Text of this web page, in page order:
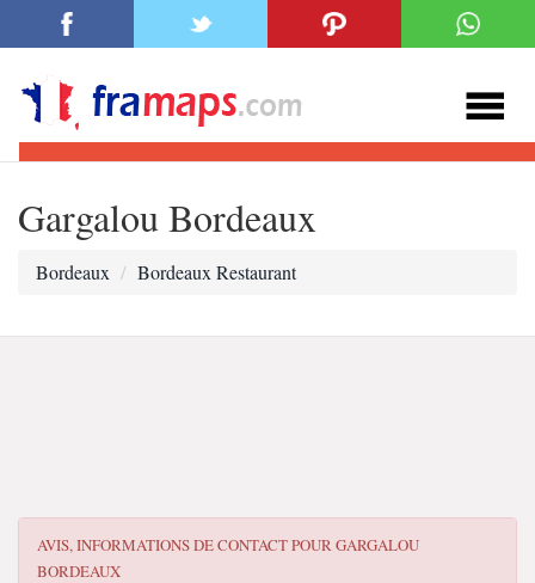
Gargalou Bordeaux
Bordeaux Bordeaux Restaurant
AVIS, INFORMATIONS DE CONTACT POURGARGALOU
BORDEAUX